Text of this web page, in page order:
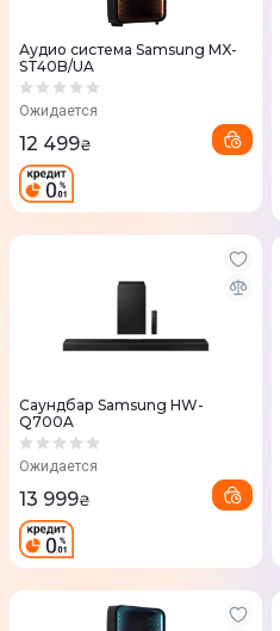
Аудио система Samsung MX-
ST40B/UA
Ожидается
12 499₴
Саундбар Samsung HW-
Q700A
Ожидается
13 999₴